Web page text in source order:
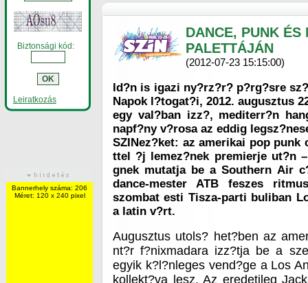
Biztonsági kód:
Leiratkozás
Bannerhely száma: 206
Méret: 120 x 240 pixel
DANCE, PUNK ÉS
PALETTÁJÁN
(2012-07-23 15:15:00)
Id?n is igazi ny?rz?r? p?rg?sre
Napok l?togat?i, 2012. augusztus
egy val?ban izz?, mediterr?n
napf?ny v?rosa az eddig
SZINez?ket: az amerikai pop punk
ttel ?j lemez?nek premierje ut?n
gnek mutatja be a Southern Air
dance-mester ATB feszes
szombat esti Tisza-parti buliban
a latin v?rt.
Augusztus utols? het?ben az
nt?r f?nixmadara izz?tja be a
egyik k?l?nleges vend?ge a Los
kollekt?va lesz. Az eredetileg